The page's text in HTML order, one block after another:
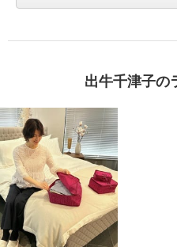
出牛千津子の